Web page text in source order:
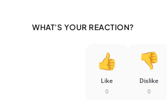
WHAT'S YOUR REACTION?
Like
0
Dislike
0